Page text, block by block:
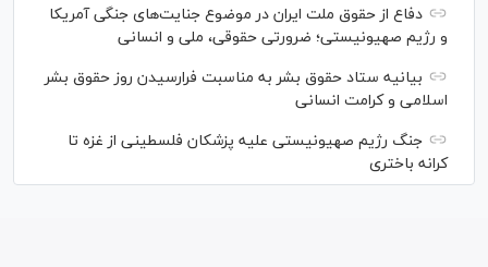
دفاع از حقوق ملت ایران در موضوع جنایت‌های جنگی آمریکا
و رژیم صهیونیستی؛ ضرورتی حقوقی، ملی و انسانی
بیانیه ستاد حقوق بشر به مناسبت فرارسیدن روز حقوق بشر
اسلامی و کرامت انسانی
جنگ رژیم صهیونیستی علیه پزشکان فلسطینی از غزه تا
کرانه باختری